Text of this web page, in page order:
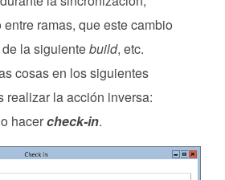
ramas, que este cambio
la siguientebuild, etc.
cosas en los siguientes
realizar la acción inversa:
hacercheck-in.